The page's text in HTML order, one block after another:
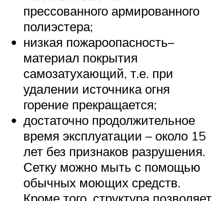
прессованного армированного
полиэстера;
низкая пожароопасность–
материал покрытия
самозатухающий, т.е. при
удалении источника огня
горение прекращается;
достаточно продолжительное
время эксплуатации – около 15
лет без признаков разрушения.
Сетку можно мыть с помощью
обычных моющих средств.